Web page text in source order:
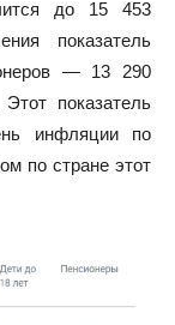
до 15 453
показатель
— 13 290
показатель
инфляции по
по стране этот